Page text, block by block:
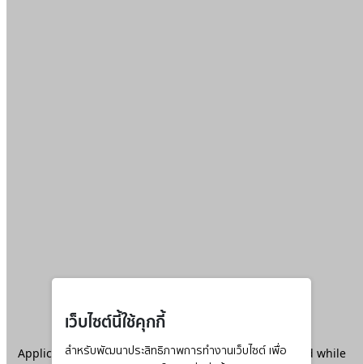
เว็บไซต์นี้ใช้คุกกี้
สำหรับพัฒนาประสิทธิภาพการทำงานเว็บไซต์ เพื่อ
Application error: aclient-side exception has occurred while